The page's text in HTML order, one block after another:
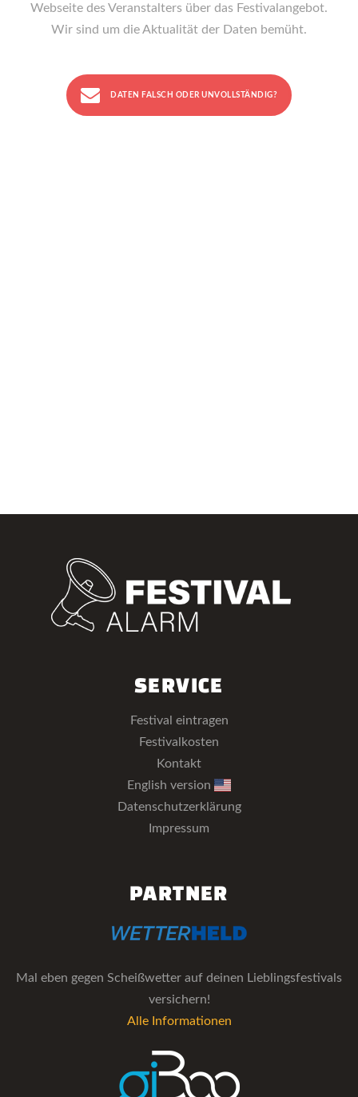
Webseite des Veranstalters über das Festivalangebot.
Wir sind um die Aktualität der Daten bemüht.
DATEN FALSCH ODER UNVOLLSTÄNDIG?
SERVICE
Festival eintragen
Festivalkosten
Kontakt
English version
Datenschutzerklärung
Impressum
PARTNER
Mal eben gegen Scheißwetter auf deinen Lieblingsfestivals
versichern!
Alle Informationen